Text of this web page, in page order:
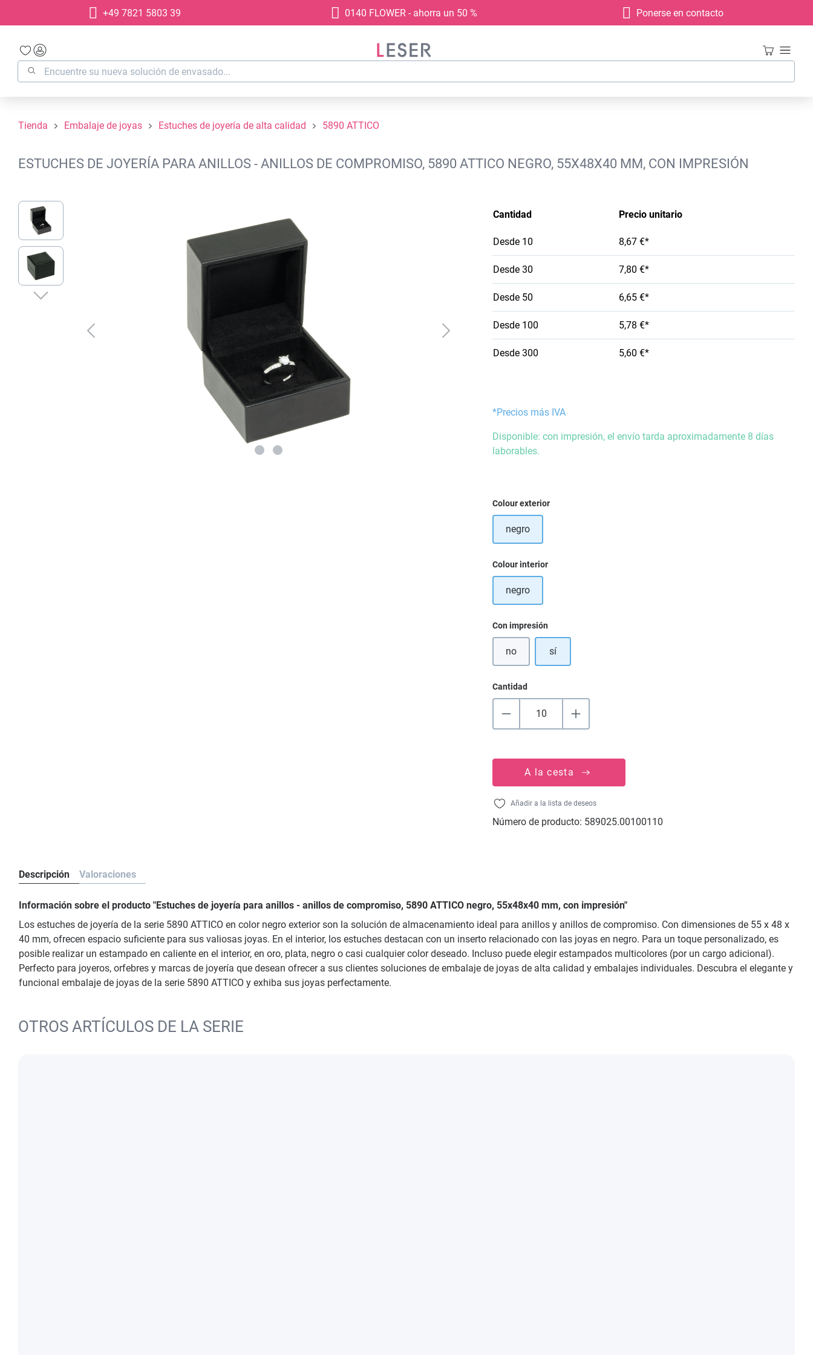
Saltar a la navegación principal
+49 7821 5803 39 0140 FLOWER - ahorra un 50 % Ponerse en contacto
Tienda Embalaje de joyas Estuches de joyería de alta calidad 5890 ATTICO
ESTUCHES DE JOYERÍA PARA ANILLOS - ANILLOS DE COMPROMISO, 5890 ATTICO NEGRO, 55X48X40 MM, CON IMPRESIÓN
Omitir galería de imágenes
Cantidad Precio unitario
Desde 10 8,67 €*
Desde 30 7,80 €*
Desde 50 6,65 €*
Desde 100 5,78 €*
Desde 300 5,60 €*
*Precios más IVA
Disponible: con impresión, el envío tarda aproximadamente 8 días
laborables.
Seleccione
Colour exterior
negro
Seleccione
Colour interior
negro
Seleccione
Con impresión
no sí
Cantidad
A la cesta
Añadir a la lista de deseos
Número de producto: 589025.00100110
Descripción Valoraciones
Información sobre el producto "Estuches de joyería para anillos - anillos de compromiso, 5890 ATTICO negro, 55x48x40 mm, con impresión"
Los estuches de joyería de la serie 5890 ATTICO en color negro exterior son la solución de almacenamiento ideal para anillos y anillos de compromiso. Con dimensiones de 55 x 48 x
40 mm, ofrecen espacio suficiente para sus valiosas joyas. En el interior, los estuches destacan con un inserto relacionado con las joyas en negro. Para un toque personalizado, es
posible realizar un estampado en caliente en el interior, en oro, plata, negro o casi cualquier color deseado. Incluso puede elegir estampados multicolores (por un cargo adicional).
Perfecto para joyeros, orfebres y marcas de joyería que desean ofrecer a sus clientes soluciones de embalaje de joyas de alta calidad y embalajes individuales. Descubra el elegante y
funcional embalaje de joyas de la serie 5890 ATTICO y exhiba sus joyas perfectamente.
OTROS ARTÍCULOS DE LA SERIE